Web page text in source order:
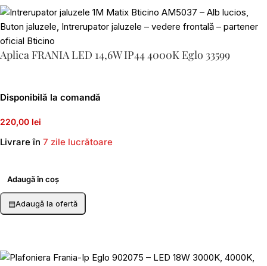
Aplica FRANIA LED 14,6W IP44 4000K Eglo 33599
Disponibilă la comandă
220,00 lei
Livrare în 7 zile lucrătoare
Adaugă în coș
▤Adaugă la ofertă